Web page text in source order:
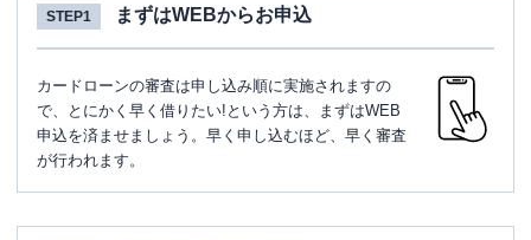
STEP1 まずはWEBからお申込
カードローンの審査は申し込み順に実施されますの
で、とにかく早く借りたい!という方は、まずはWEB
申込を済ませましょう。早く申し込むほど、早く審査
が行われます。